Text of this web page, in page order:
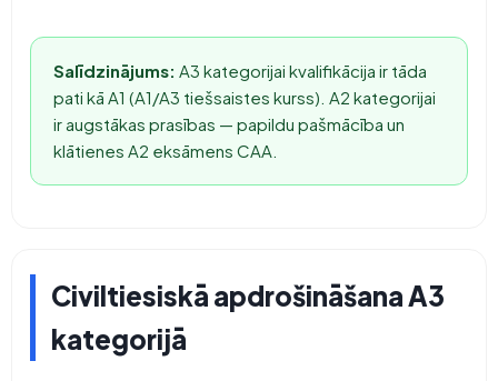
Salīdzinājums: A3 kategorijai kvalifikācija ir tāda
pati kā A1 (A1/A3 tiešsaistes kurss). A2 kategorijai
ir augstākas prasības — papildu pašmācība un
klātienes A2 eksāmens CAA.
Civiltiesiskā apdrošināšana A3
kategorijā